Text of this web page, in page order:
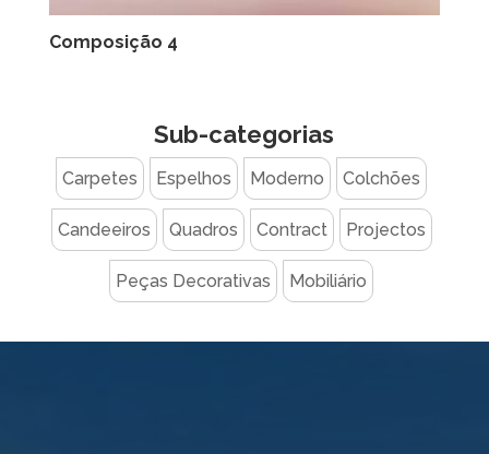
Composição 4
Sub-categorias
Carpetes Espelhos Moderno Colchões
Candeeiros Quadros Contract Projectos
Peças Decorativas Mobiliário